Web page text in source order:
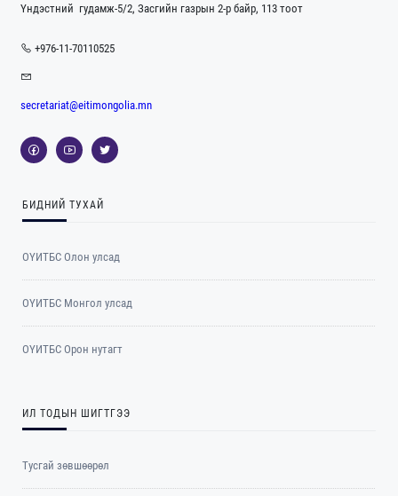
Үндэстний гудамж-5/2, Засгийн газрын 2-р байр, 113 тоот
+976-11-70110525
secretariat@eitimongolia.mn
БИДНИЙ ТУХАЙ
ОҮИТБС Олон улсад
ОYИТБС Монгол улсад
ОYИТБС Орон нутагт
ИЛ ТОДЫН ШИГТГЭЭ
Тусгай зөвшөөрөл